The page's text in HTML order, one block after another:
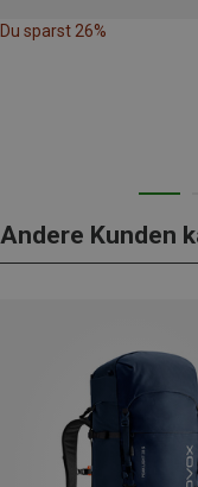
Du sparst 26%
Andere Kunden